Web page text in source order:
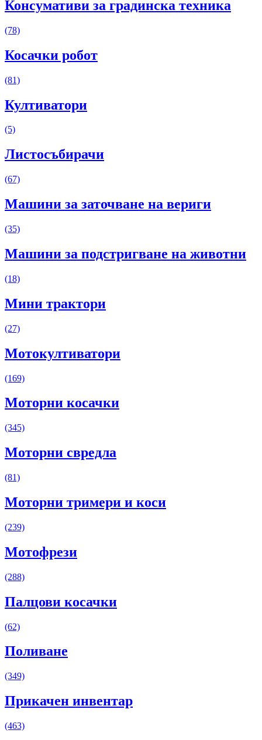
Консумативи за градинска техника
(78)
Косачки робот
(81)
Култиватори
(5)
Листосъбирачи
(67)
Машини за заточване на вериги
(35)
Машини за подстригване на животни
(18)
Мини трактори
(27)
Мотокултиватори
(169)
Моторни косачки
(345)
Моторни свредла
(81)
Моторни тримери и коси
(239)
Мотофрези
(288)
Палцови косачки
(62)
Поливане
(349)
Прикачен инвентар
(463)